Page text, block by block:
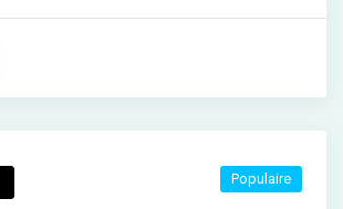
Populaire